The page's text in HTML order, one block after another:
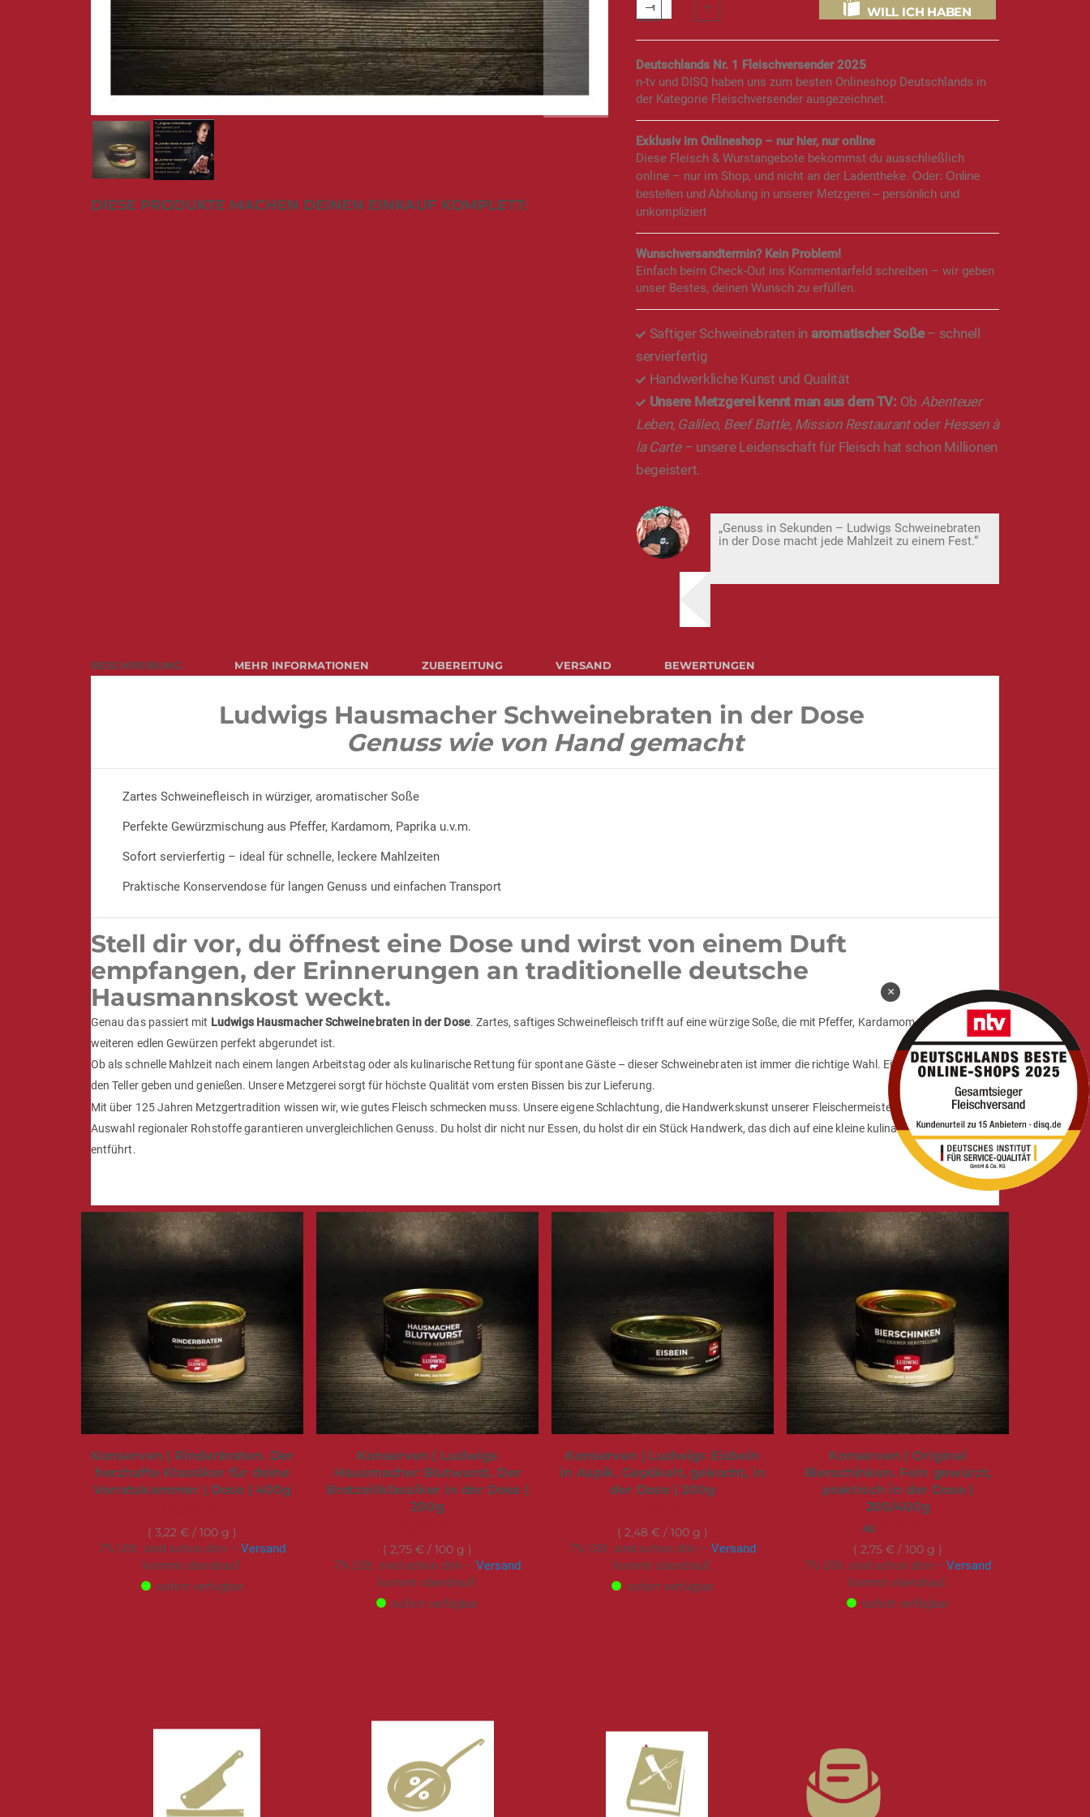
Anfang
WILL ICH HABEN
Deutschlands Nr. 1 Fleischversender 2025
n-tv und DISQ haben uns zum besten Onlineshop Deutschlands in
der Kategorie Fleischversender ausgezeichnet.
Exklusiv im Onlineshop – nur hier, nur online
Diese Fleisch & Wurstangebote bekommst du ausschließlich
online – nur im Shop, und nicht an der Ladentheke. Oder: Online
bestellen und Abholung in unserer Metzgerei – persönlich und
unkompliziert
Wunschversandtermin? Kein Problem!
Einfach beim Check-Out ins Kommentarfeld schreiben – wir geben
unser Bestes, deinen Wunsch zu erfüllen.
Saftiger Schweinebraten in aromatischer Soße– schnell
servierfertig
Handwerkliche Kunst und Qualität
Unsere Metzgerei kennt man aus dem TV: Ob Abenteuer
Leben, Galileo, Beef Battle, Mission Restaurantoder Hessen à
la Carte– unsere Leidenschaft für Fleisch hat schon Millionen
begeistert.
„Genuss in Sekunden – Ludwigs Schweinebraten
in der Dose macht jede Mahlzeit zu einem Fest.“
BESCHREIBUNG
Ludwigs Hausmacher Schweinebraten in der Dose
Genuss wie von Hand gemacht
Zartes Schweinefleisch in würziger, aromatischer Soße
Perfekte Gewürzmischung aus Pfeffer, Kardamom, Paprika u.v.m.
Sofort servierfertig – ideal für schnelle, leckere Mahlzeiten
Praktische Konservendose für langen Genuss und einfachen Transport
Stell dir vor, du öffnest eine Dose und wirst von einem Duft
empfangen, der Erinnerungen an traditionelle deutsche
Hausmannskost weckt.
Genau das passiert mit Ludwigs Hausmacher Schweinebraten in der Dose. Zartes, saftiges Schweinefleisch trifft auf eine würzige Soße, die mit Pfeffer, Kardamom, Paprika und
weiteren edlen Gewürzen perfekt abgerundet ist.
Ob als schnelle Mahlzeit nach einem langen Arbeitstag oder als kulinarische Rettung für spontane Gäste – dieser Schweinebraten ist immer die richtige Wahl. Einfach erwärmen, auf
den Teller geben und genießen. Unsere Metzgerei sorgt für höchste Qualität vom ersten Bissen bis zur Lieferung.
Mit über 125 Jahren Metzgertradition wissen wir, wie gutes Fleisch schmecken muss. Unsere eigene Schlachtung, die Handwerkskunst unserer Fleischermeister und die sorgfältige
Auswahl regionaler Rohstoffe garantieren unvergleichlichen Genuss. Du holst dir nicht nur Essen, du holst dir ein Stück Handwerk, das dich auf eine kleine kulinarische Reise
entführt.
MEHR INFORMATIONEN ZUBEREITUNG VERSAND BEWERTUNGEN
DIESE PRODUKTE MACHEN DEINEN EINKAUF KOMPLETT:
Konserven | Rinderbraten. Der
herzhafte Klassiker für deine
Vorratskammer | Dose | 400g
3,22 € / 100 g
7% USt. sind schon drin – Versand
kommt obendrauf.
sofort verfügbar
Konserven | Ludwigs
Hausmacher Blutwurst. Der
Brotzeitklassiker in der Dose |
200g
2,75 € / 100 g
7% USt. sind schon drin – Versand
kommt obendrauf.
sofort verfügbar
Konserven | Ludwigs Eisbein
in Aspik. Gepökelt, gekocht, in
der Dose | 200g
2,48 € / 100 g
7% USt. sind schon drin – Versand
kommt obendrauf.
sofort verfügbar
Konserven | Original
Bierschinken. Fein gewürzt,
praktisch in der Dose |
200/400g
Ab
2,75 € / 100 g
7% USt. sind schon drin – Versand
kommt obendrauf.
sofort verfügbar
×